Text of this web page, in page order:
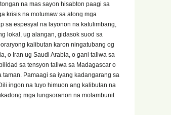
na mas sayon hisabton paagi sa
krisis na motumaw sa atong mga
sa espesyal na layonon na katulimbang,
lokal, ug alangan, gidasok suod sa
kalibutan karon ningatubang og
o Iran ug Saudi Arabia, o gani taliwa sa
sa tensyon taliwa sa Madagascar o
Pamaagi sa iyang kadangarang sa
ingon na tuyo himuon ang kalibutan na
mga lungsoranon na molambunit